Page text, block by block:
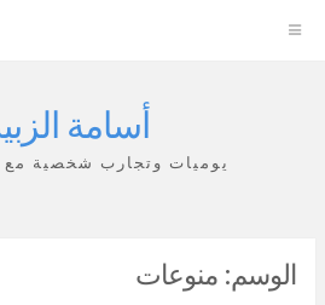
أسامة
يوميات وتجارب شخصية
الوسم: منوعات